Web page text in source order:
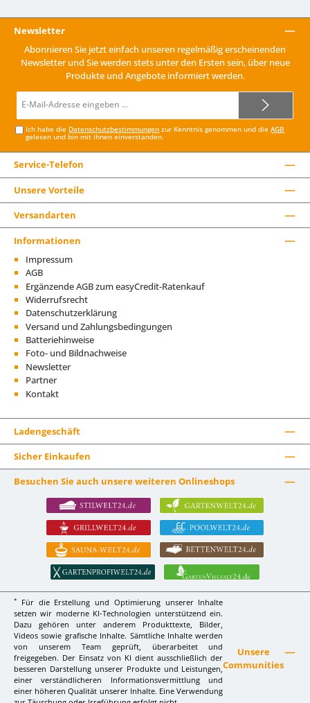
Newsletter
Abonnieren Sie jetzt einfach unseren regelmäßig erscheinenden
Newsletter und Sie werden stets unter den Ersten sein, über neue
Produkte und Angebote informiert werden.
Mail-
Ich habe die Datenschutzbestimmungen zur Kenntnis genommen und dieAGB
gelesen und bin mit ihnen einverstanden.
Service-Telefon
Unsere Vorteile
Versandarten
Informationen
Impressum
AGB
Ergänzende AGB zum easyCredit-Ratenkauf
Widerrufsrecht
Datenschutzerklärung
Versand und Zahlungsbedingungen
Batteriehinweise
Foto- und Bildnachweise
Newsletter
Partner
Kontakt
Ladengeschäft
Sicher Einkaufen
Besuchen Sie auch unsere weiteren Onlineshops
*
Für die Erstellung und Optimierung unserer Inhalte
setzen wir moderne KI-Technologien unterstützend ein.
Dazu gehören unter anderem Produkttexte, Bilder,
Videos sowie grafische Inhalte. Sämtliche Inhalte werden
von unserem Team geprüft, überarbeitet und
freigegeben. Der Einsatz von KI dient ausschließlich der
besseren Darstellung unserer Produkte und Leistungen,
einer verständlicheren Informationsvermittlung und
einer höheren Qualität unserer Inhalte. Eine Verwendung
Unsere
Communities